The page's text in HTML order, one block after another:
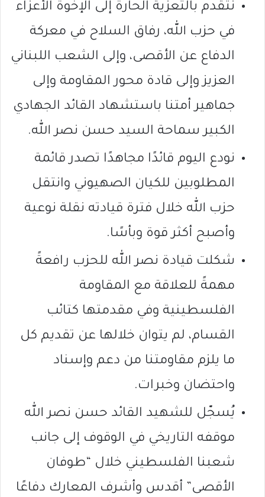
نتقدم بالتعزية الحارة إلى الإخوة الأعزاء
في حزب الله، رفاق السلاح في معركة
الدفاع عن الأقصى، وإلى الشعب اللبناني
العزيز وإلى قادة محور المقاومة وإلى
جماهير أمتنا باستشهاد القائد الجهادي
الكبير سماحة السيد حسن نصر الله.
نودع اليوم قائدًا مجاهدًا تصدر قائمة
المطلوبين للكيان الصهيوني وانتقل
حزب الله خلال فترة قيادته نقلة نوعية
وأصبح أكثر قوة وبأسًا.
شكلت قيادة نصر الله للحزب رافعةً
مهمةً للعلاقة مع المقاومة
الفلسطينية وفي مقدمتها كتائب
القسام، لم يتوان خلالها عن تقديم كل
ما يلزم مقاومتنا من دعم وإسناد
واحتضان وخبرات.
يُسجّل للشهيد القائد حسن نصر الله
موقفه التاريخي في الوقوف إلى جانب
شعبنا الفلسطيني خلال “طوفان
الأقصى” أقدس وأشرف المعارك دفاعًا